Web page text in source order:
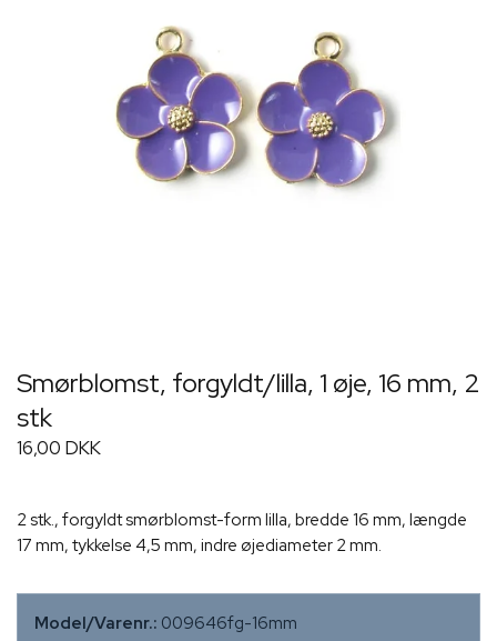
Smørblomst, forgyldt/lilla, 1 øje, 16 mm, 2
stk
16,00 DKK
2 stk., forgyldt smørblomst-form lilla, bredde 16 mm, længde
17 mm, tykkelse 4,5 mm, indre øjediameter 2 mm.
Model/Varenr.: 009646fg-16mm